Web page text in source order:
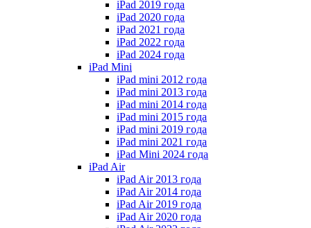
iPad 2019 года
iPad 2020 года
iPad 2021 года
iPad 2022 года
iPad 2024 года
iPad Mini
iPad mini 2012 года
iPad mini 2013 года
iPad mini 2014 года
iPad mini 2015 года
iPad mini 2019 года
iPad mini 2021 года
iPad Mini 2024 года
iPad Air
iPad Air 2013 года
iPad Air 2014 года
iPad Air 2019 года
iPad Air 2020 года